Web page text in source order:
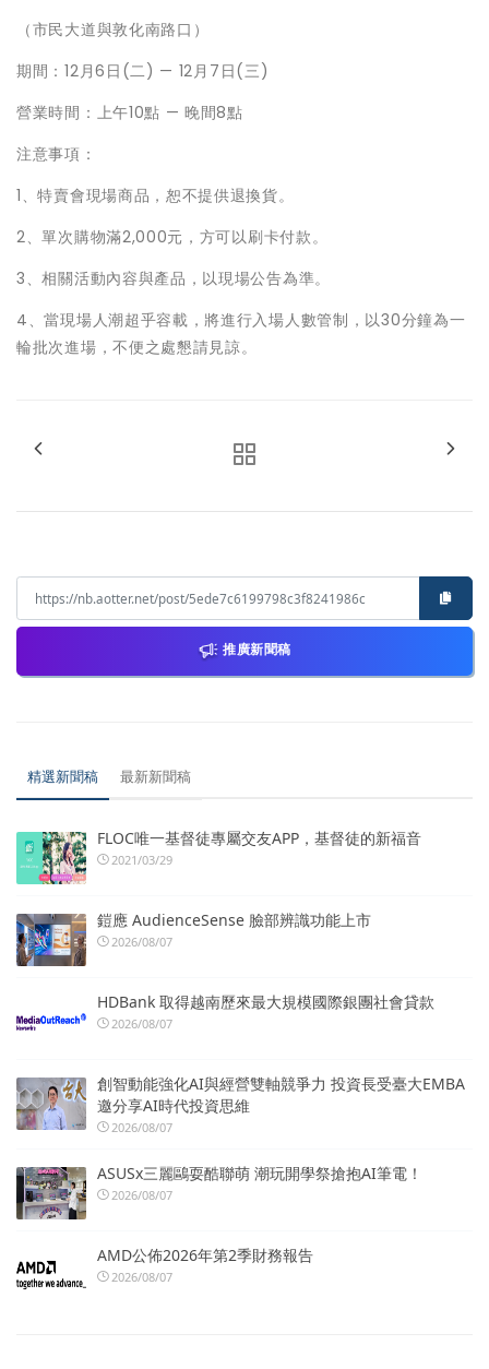
（市民大道與敦化南路口）
期間：12月6日(二) — 12月7日(三)
營業時間：上午10點 — 晚間8點
注意事項：
1、特賣會現場商品，恕不提供退換貨。
2、單次購物滿2,000元，方可以刷卡付款。
3、相關活動內容與產品，以現場公告為準。
4、當現場人潮超乎容載，將進行入場人數管制，以30分鐘為一
輪批次進場，不便之處懇請見諒。
推廣新聞稿
精選新聞稿 最新新聞稿
FLOC唯一基督徒專屬交友APP，基督徒的新福音
2021/03/29
鎧應 AudienceSense 臉部辨識功能上市
2026/08/07
HDBank 取得越南歷來最大規模國際銀團社會貸款
2026/08/07
創智動能強化AI與經營雙軸競爭力 投資長受臺大EMBA
邀分享AI時代投資思維
2026/08/07
ASUSx三麗鷗耍酷聯萌 潮玩開學祭搶抱AI筆電！
2026/08/07
AMD公佈2026年第2季財務報告
2026/08/07